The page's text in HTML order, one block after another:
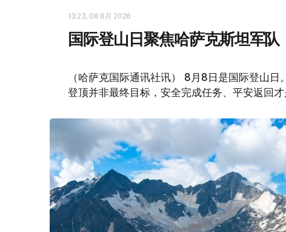
13:23, 08 8月 2026
国际登山日聚焦哈萨克斯坦军
（哈萨克国际通讯社讯） 8月8日是国际登山
登顶并非最终目标，安全完成任务、平安返回才